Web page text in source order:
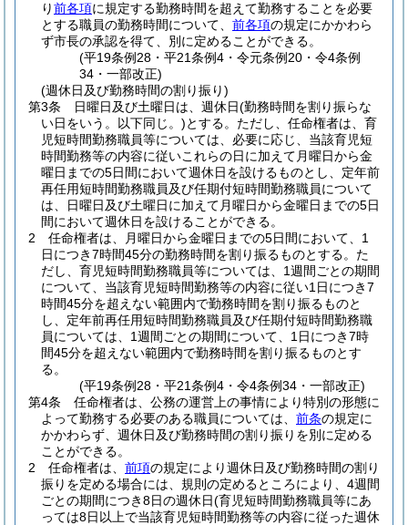
り前各項に規定する勤務時間を超えて勤務することを必要
とする職員の勤務時間について、 前各項の規定にかかわら
ず市長の承認を得て、別に定めることができる。
(平19条例28・平21条例4・令元条例20・令4条例
34・一部改正)
(週休日及び勤務時間の割り振り)
第3条
日曜日及び土曜日は、週休日(勤務時間を割り振らな
い日をいう。以下同じ。)とする。 ただし、任命権者は、育
児短時間勤務職員等については、必要に応じ、当該育児短
時間勤務等の内容に従いこれらの日に加えて月曜日から金
曜日までの5日間において週休日を設けるものとし、定年前
再任用短時間勤務職員及び任期付短時間勤務職員について
は、日曜日及び土曜日に加えて月曜日から金曜日までの5日
間において週休日を設けることができる。
2
任命権者は、月曜日から金曜日までの5日間において、1
日につき7時間45分の勤務時間を割り振るものとする。 た
だし、育児短時間勤務職員等については、1週間ごとの期間
について、当該育児短時間勤務等の内容に従い1日につき7
時間45分を超えない範囲内で勤務時間を割り振るものと
し、定年前再任用短時間勤務職員及び任期付短時間勤務職
員については、1週間ごとの期間について、1日につき7時
間45分を超えない範囲内で勤務時間を割り振るものとす
る。
(平19条例28・平21条例4・令4条例34・一部改正)
第4条
任命権者は、公務の運営上の事情により特別の形態に
よって勤務する必要のある職員については、 前条の規定に
かかわらず、週休日及び勤務時間の割り振りを別に定める
ことができる。
2
任命権者は、 前項の規定により週休日及び勤務時間の割り
振りを定める場合には、規則の定めるところにより、4週間
ごとの期間につき8日の週休日(育児短時間勤務職員等にあ
っては8日以上で当該育児短時間勤務等の内容に従った週休